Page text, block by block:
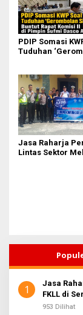
PDIP Somasi
Tuduhan
Ahmad
Jasa Raharja
Lintas Sektor
1
Jasa
FKLL di
953 Dilihat